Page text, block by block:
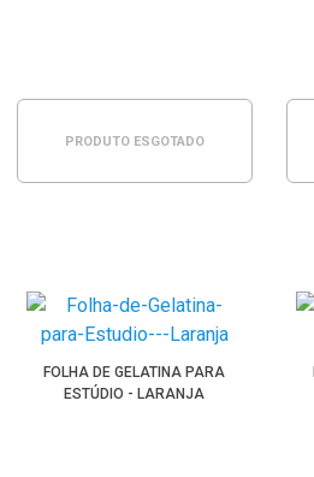
PRODUTO ESGOTADO
FOLHA DE GELATINA PARA
ESTÚDIO - LARANJA